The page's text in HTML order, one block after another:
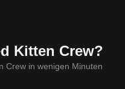
Kitten Crew?
Crew in wenigen Minuten